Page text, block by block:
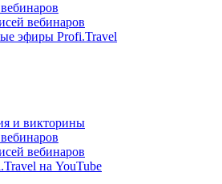
вебинаров
эфиры Profi.Travel
и викторины
вебинаров
на YouTube